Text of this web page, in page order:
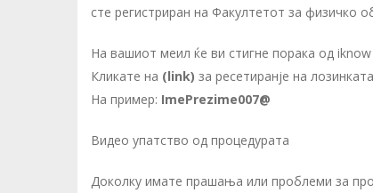
сте регистриран на Факултетот за физичко
На вашиот меил ќе ви стигне порака од
Кликате на (link) за ресетиранје на
На пример: ImePrezime007@
Видео упатство од процедурата
Доколку имате прашања или проблеми за